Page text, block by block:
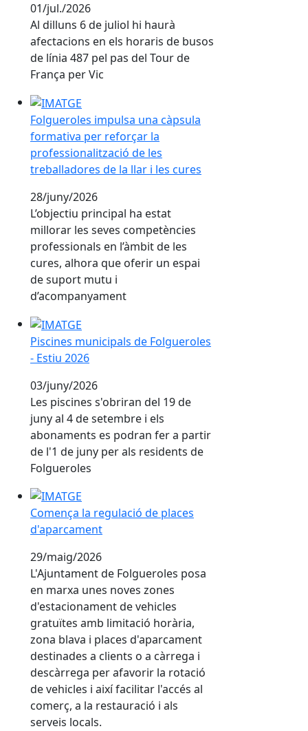
01/jul./2026
Al dilluns 6 de juliol hi haurà
afectacions en els horaris de busos
de línia 487 pel pas del Tour de
França per Vic
Folgueroles impulsa una càpsula formativa per
Folgueroles impulsa una càpsula
formativa per reforçar la
professionalització de les
treballadores de la llar i les cures
28/juny/2026
L’objectiu principal ha estat
millorar les seves competències
professionals en l’àmbit de les
cures, alhora que oferir un espai
de suport mutu i
d’acompanyament
Piscines municipals de Folgueroles - Estiu 2026
Piscines municipals de Folgueroles
- Estiu 2026
03/juny/2026
Les piscines s'obriran del 19 de
juny al 4 de setembre i els
abonaments es podran fer a partir
de l'1 de juny per als residents de
Folgueroles
Comença la regulació de places d'aparcament
Comença la regulació de places
d'aparcament
29/maig/2026
L'Ajuntament de Folgueroles posa
en marxa unes noves zones
d'estacionament de vehicles
gratuïtes amb limitació horària,
zona blava i places d'aparcament
destinades a clients o a càrrega i
descàrrega per afavorir la rotació
de vehicles i així facilitar l'accés al
comerç, a la restauració i als
serveis locals.